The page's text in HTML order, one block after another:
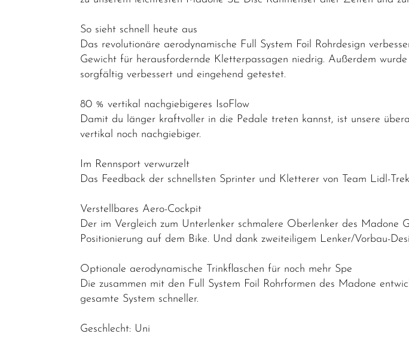
Performance
Mountainbikes
So sieht schnell heute aus
Das revolutionäre aerodynamische Full System Foil Rohrdesign
Gewicht für herausfordernde Kletterpassagen niedrig. Außerdem
sorgfältig verbessert und eingehend getestet.
80 % vertikal nachgiebigeres IsoFlow
Damit du länger kraftvoller in die Pedale treten kannst, ist unsere
vertikal noch nachgiebiger.
Im Rennsport verwurzelt
Das Feedback der schnellsten Sprinter und Kletterer von Team Lidl-
Verstellbares Aero-Cockpit
Der im Vergleich zum Unterlenker schmalere Oberlenker des
Positionierung auf dem Bike. Und dank zweiteiligem Lenker/Vorbau-
Optionale aerodynamische Trinkflaschen für noch mehr Spe
Die zusammen mit den Full System Foil Rohrformen des Madone
gesamte System schneller.
Geschlecht: Uni